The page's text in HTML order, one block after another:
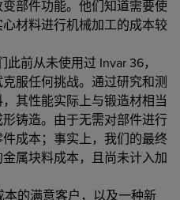
部件功能。他们知道需要使
材料进行机械加工的成本较
此前从未使用过 Invar 36，
服任何挑战。通过研究和测
其性能实际上与锻造材相当
铸造。由于无需对部件进行
成本；事实上，我们的最终
属块料成本，且尚未计入加
的满意客户，以及一种新